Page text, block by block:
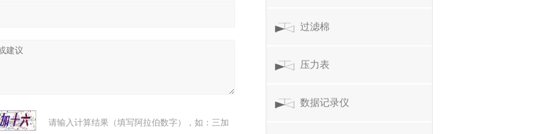
请输入计算结果（填写阿拉伯数字），如：三加
过滤棉
压力表
数据记录仪